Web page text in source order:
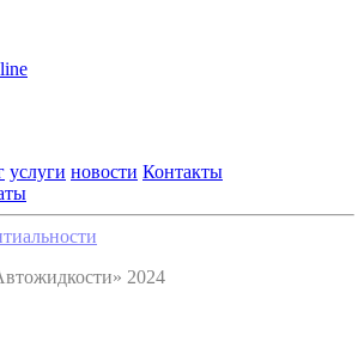
услуги новости Контакты
2024